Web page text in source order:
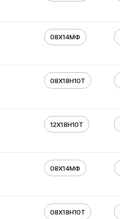
08Х14МФ
08Х18Н10Т
12Х18Н10Т
08Х14МФ
08Х18Н10Т